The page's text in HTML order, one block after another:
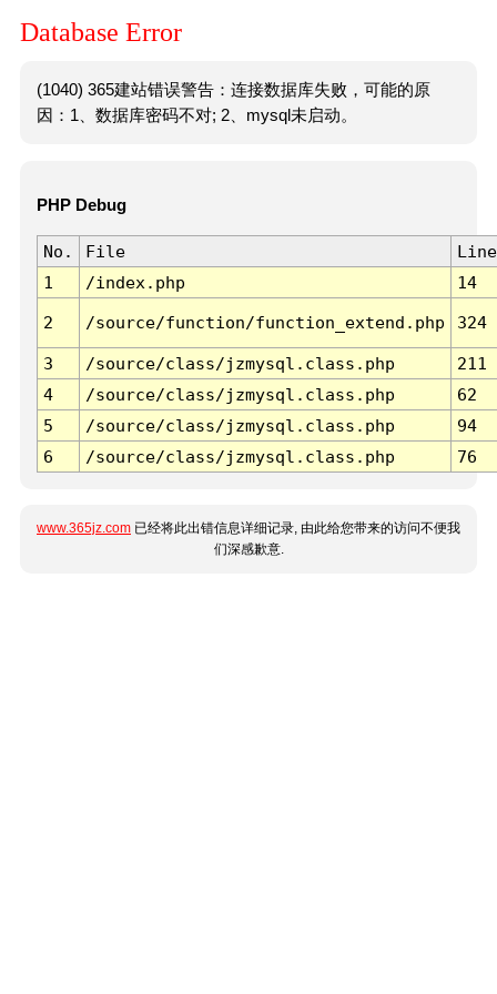
Database Error
(1040) 365建站错误警告：连接数据库失败，可能的原
因：1、数据库密码不对; 2、mysql未启动。
PHP Debug
No. File
Line
1
/index.php 14
2 /source/function/function_extend.php 324
3 /source/class/jzmysql.class.php
211
4
/source/class/jzmysql.class.php
62
5
/source/class/jzmysql.class.php
94
6
/source/class/jzmysql.class.php 76
www.365jz.com 已经将此出错信息详细记录, 由此给您带来的访问不便我
们深感歉意.